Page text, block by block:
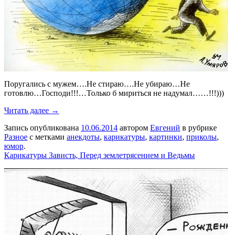
Поругались с мужем….Не стираю….Не убираю…Не
готовлю…Господи!!!…Только б мириться не надумал……!!!)))
Читать далее →
Запись опубликована 10.06.2014 автором Евгений в рубрике
Разное с метками анекдоты, карикатуры, картинки, приколы,
юмор.
Карикатуры Зависть, Перед землетрясением и Ведьмы